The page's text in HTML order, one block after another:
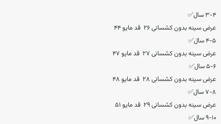
۳-۴ سال✅
عرض سینه بدون کشسانی ۲۶ قد مایو ۴۴
۴-۵ سال✅
عرض سینه بدون کشسانی ۲۷ قد مایو ۴۷
۵-۶ سال✅
عرض سینه بدون کشسانی ۲۸ قد مایو ۴۸
۷-۸ سال✅
عرض سینه بدون کشسانی ۲۹ قد مایو ۵۱
۹-۱۰ سال✅